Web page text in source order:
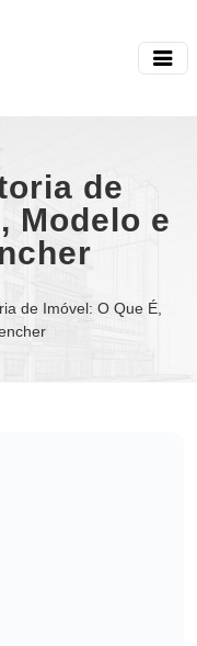
de
Modelo e
de Imóvel: O Que É,